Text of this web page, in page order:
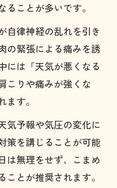
ことが多いです。
自律神経の乱れを引き
の緊張による痛みを誘
には「天気が悪くなる
こりや痛みが強くな
す。
気予報や気圧の変化に
策を講じることが可能
は無理をせず、こまめ
とが推奨されます。